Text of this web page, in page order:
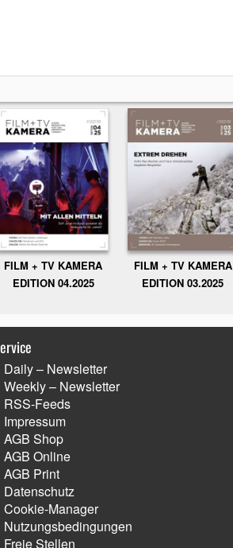
FILM + TV KAMERA
EDITION 04.2025
FILM + TV KAMERA
EDITION 03.2025
Daily – Newsletter
Weekly – Newsletter
RSS-Feeds
Impressum
AGB Shop
AGB Online
AGB Print
Datenschutz
Cookie-Manager
Nutzungsbedingungen
Freie Stellen